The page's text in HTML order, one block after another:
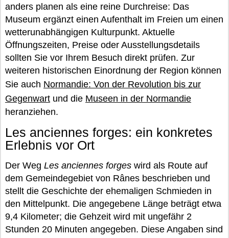
anders planen als eine reine Durchreise: Das
Museum ergänzt einen Aufenthalt im Freien um einen
wetterunabhängigen Kulturpunkt. Aktuelle
Öffnungszeiten, Preise oder Ausstellungsdetails
sollten Sie vor Ihrem Besuch direkt prüfen. Zur
weiteren historischen Einordnung der Region können
Sie auch Normandie: Von der Revolution bis zur
Gegenwart und die Museen in der Normandie
heranziehen.
Les anciennes forges: ein konkretes
Erlebnis vor Ort
Der Weg Les anciennes forges wird als Route auf
dem Gemeindegebiet von Rânes beschrieben und
stellt die Geschichte der ehemaligen Schmieden in
den Mittelpunkt. Die angegebene Länge beträgt etwa
9,4 Kilometer; die Gehzeit wird mit ungefähr 2
Stunden 20 Minuten angegeben. Diese Angaben sind